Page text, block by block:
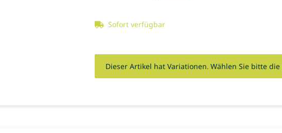
Sofort verfügbar
x
Dieser Artikel hat Variationen. Wählen Sie bitte